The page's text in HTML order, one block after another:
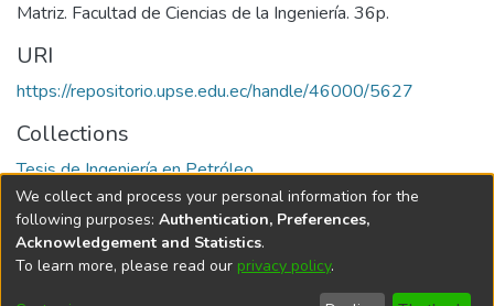
Matriz. Facultad de Ciencias de la Ingeniería. 36p.
URI
https://repositorio.upse.edu.ec/handle/46000/5627
Collections
Tesis de Ingeniería en Petróleo
Full item page
DSpace softwarecopyright © 2002-2026
We collect and process your personal information for the
following purposes: Authentication, Preferences,
Acknowledgement and Statistics.
To learn more, please read our privacy policy.